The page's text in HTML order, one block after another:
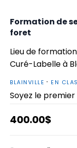
Formation de
foret
Lieu de
Curé-Labelle à
BLAINVILLE EN
Soyez le
400.00$